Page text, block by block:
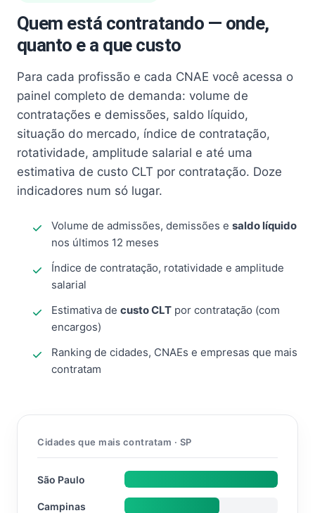
Quem está contratando — onde,
quanto e a que custo
Para cada profissão e cada CNAE você acessa o
painel completo de demanda: volume de
contratações e demissões, saldo líquido,
situação do mercado, índice de contratação,
rotatividade, amplitude salarial e até uma
estimativa de custo CLT por contratação. Doze
indicadores num só lugar.
Volume de admissões, demissões e saldo líquido
nos últimos 12 meses
Índice de contratação, rotatividade e amplitude
salarial
Estimativa de custo CLT por contratação (com
encargos)
Ranking de cidades, CNAEs e empresas que mais
contratam
Cidades que mais contratam · SP
São Paulo
Campinas